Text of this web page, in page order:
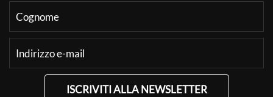
ISCRIVITI ALLA NEWSLETTER